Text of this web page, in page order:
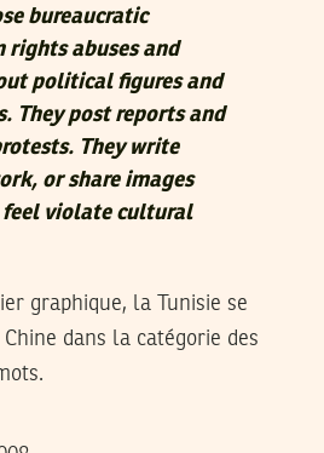
bureaucratic
rights abuses and
political figures and
They post reports and
They write
or share images
feel violate cultural
graphique, la Tunisie se
dans la catégorie des